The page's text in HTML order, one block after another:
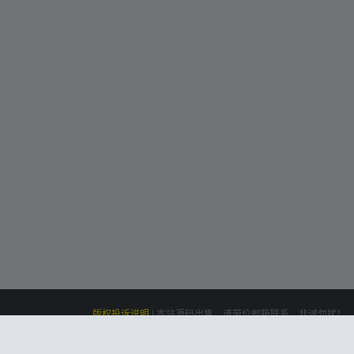
版权投诉说明|本站源码出售，请带价邮箱联系，非诚勿扰！